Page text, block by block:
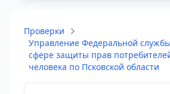
Проверки
Управление Федеральной
сфере защиты прав
человека по Псковской области